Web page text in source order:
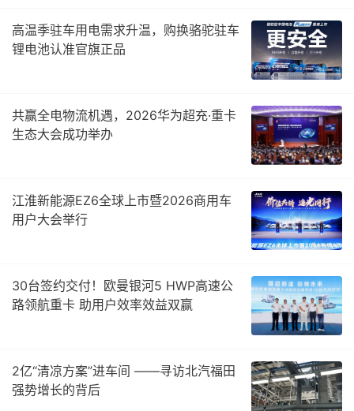
高温季驻车用电需求升温，购换骆驼驻车
锂电池认准官旗正品
共赢全电物流机遇，2026华为超充·重卡
生态大会成功举办
江淮新能源EZ6全球上市暨2026商用车
用户大会举行
30台签约交付！欧曼银河5 HWP高速公
路领航重卡 助用户效率效益双赢
2亿“清凉方案”进车间 ——寻访北汽福田
强势增长的背后